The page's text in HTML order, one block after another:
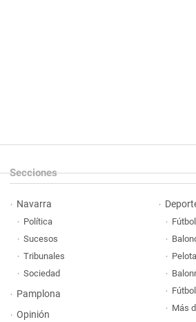
Secciones
Navarra
Política
Sucesos
Tribunales
Sociedad
Pamplona
Opinión
Fútbol
Pelota
Más